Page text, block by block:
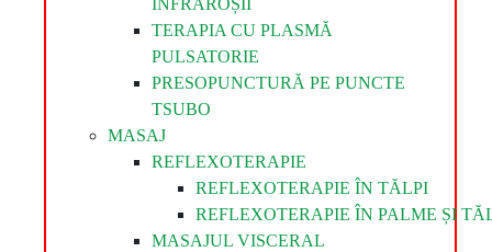
INFRAROȘII
TERAPIA CU PLASMĂ
PULSATORIE
PRESOPUNCTURĂ PE PUNCTE
TSUBO
MASAJ
REFLEXOTERAPIE
REFLEXOTERAPIE ÎN TĂLPI
REFLEXOTERAPIE ÎN PALME ȘI
MASAJUL VISCERAL